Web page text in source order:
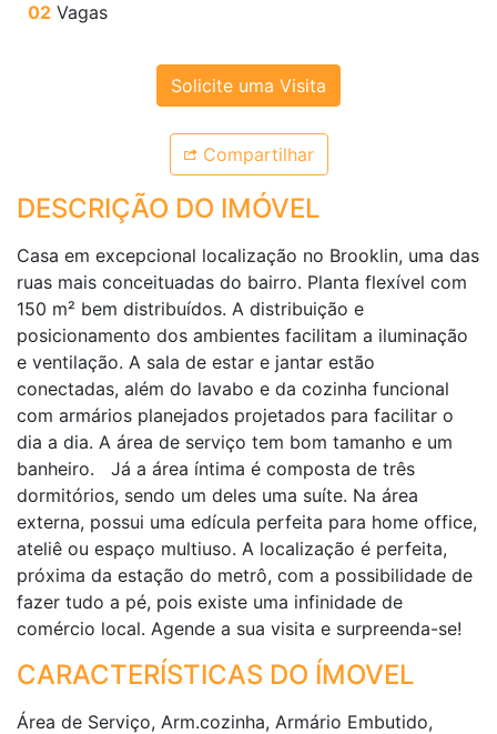
02 Vagas
Solicite uma Visita
Compartilhar
DESCRIÇÃO DO IMÓVEL
Casa em excepcional localização no Brooklin, uma das
ruas mais conceituadas do bairro. Planta flexível com
150 m² bem distribuídos. A distribuição e
posicionamento dos ambientes facilitam a iluminação
e ventilação. A sala de estar e jantar estão
conectadas, além do lavabo e da cozinha funcional
com armários planejados projetados para facilitar o
dia a dia. A área de serviço tem bom tamanho e um
banheiro. Já a área íntima é composta de três
dormitórios, sendo um deles uma suíte. Na área
externa, possui uma edícula perfeita para home office,
ateliê ou espaço multiuso. A localização é perfeita,
próxima da estação do metrô, com a possibilidade de
fazer tudo a pé, pois existe uma infinidade de
comércio local. Agende a sua visita e surpreenda-se!
CARACTERÍSTICAS DO ÍMOVEL
Área de Serviço, Arm.cozinha, Armário Embutido,